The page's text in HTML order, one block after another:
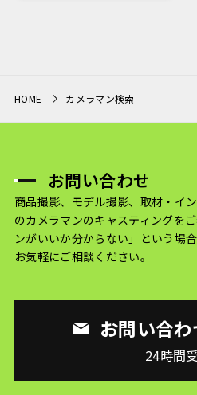
HOME カメラマン検索
お問い合わせ
商品撮影、モデル撮影、取材・イ
のカメラマンのキャスティングを
ンがいいか分からない」という場
お気軽にご相談ください。
お問い合
24時間